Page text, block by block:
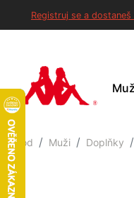
Registruj se a dostaneš
Úvod Muži Doplňky